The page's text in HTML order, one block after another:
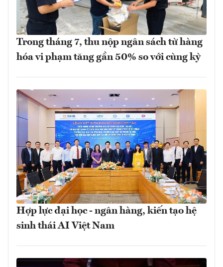
Trong tháng 7, thu nộp ngân sách từ hàng
hóa vi phạm tăng gần 50% so với cùng kỳ
Hợp lực đại học - ngân hàng, kiến tạo hệ
sinh thái AI Việt Nam